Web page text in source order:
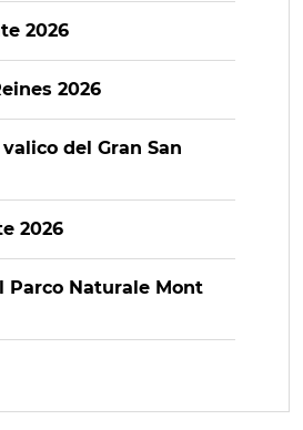
2026
2026
del Gran San
2026
Parco Naturale Mont